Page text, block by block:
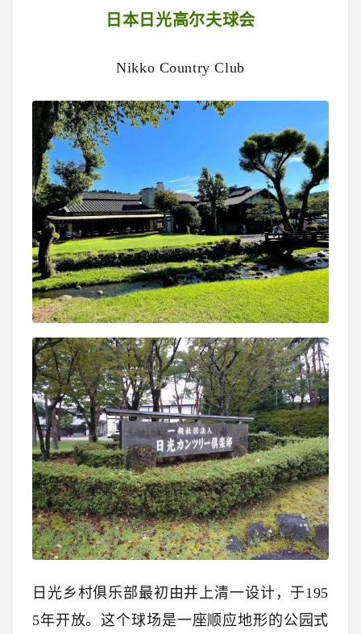
日本日光高尔夫球会
Nikko Country Club
日光乡村俱乐部最初由井上清一设计，于195
5年开放。这个球场是一座顺应地形的公园式